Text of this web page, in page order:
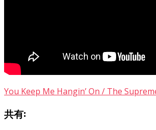
You Keep Me Hangin’ On / The
共有: